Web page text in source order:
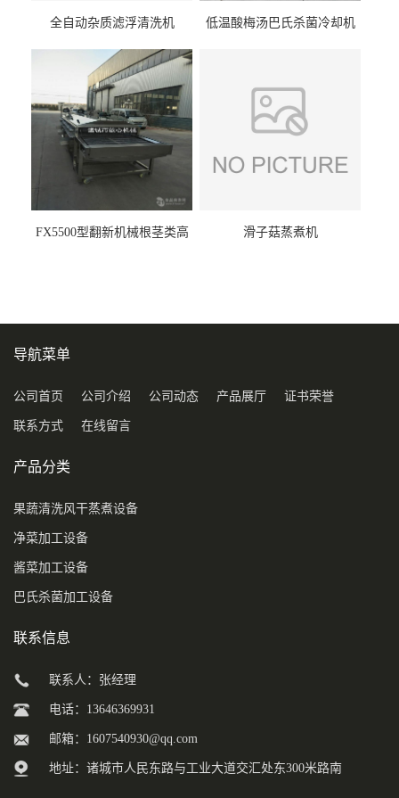
全自动杂质滤浮清洗机 低温酸梅汤巴氏杀菌冷却机
FX5500型翻新机械根茎类高
滑子菇蒸煮机
导航菜单
公司首页 公司介绍 公司动态 产品展厅 证书荣誉
联系方式 在线留言
产品分类
果蔬清洗风干蒸煮设备
净菜加工设备
酱菜加工设备
巴氏杀菌加工设备
联系信息
联系人：张经理
电话：13646369931
邮箱： 1607540930@qq.com
地址：诸城市人民东路与工业大道交汇处东300米路南